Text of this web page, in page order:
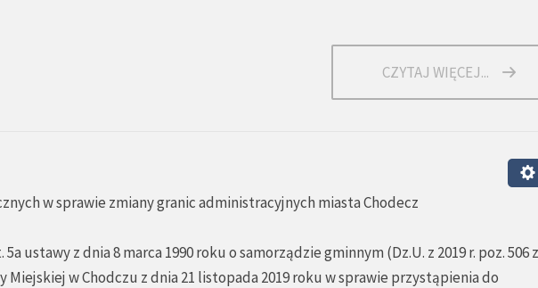
CZYTAJ WIĘCEJ...
w sprawie zmiany granic administracyjnych miasta Chodecz
ustawy z dnia 8 marca 1990 roku o samorządzie gminnym (Dz.U. z 2019 r. poz. 506
Miejskiej w Chodczu z dnia 21 listopada 2019 roku w sprawie przystąpienia do